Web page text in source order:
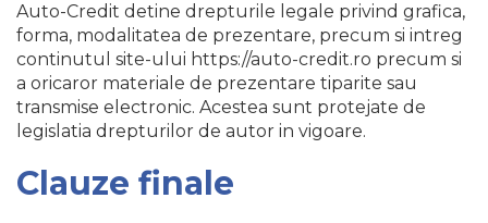
Auto-Credit detine drepturile legale privind grafica,
forma, modalitatea de prezentare, precum si intreg
continutul site-ului https://auto-credit.ro precum si
a oricaror materiale de prezentare tiparite sau
transmise electronic. Acestea sunt protejate de
legislatia drepturilor de autor in vigoare.
Clauze finale